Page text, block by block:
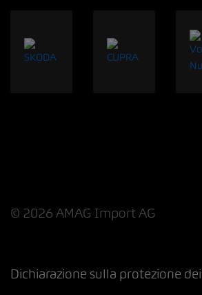
© 2026 AMAG Import AG
Dichiarazione sulla protezione